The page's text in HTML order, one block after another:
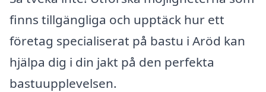
finns tillgängliga och upptäck hur ett
företag specialiserat på bastu i Aröd kan
hjälpa dig i din jakt på den perfekta
bastuupplevelsen.